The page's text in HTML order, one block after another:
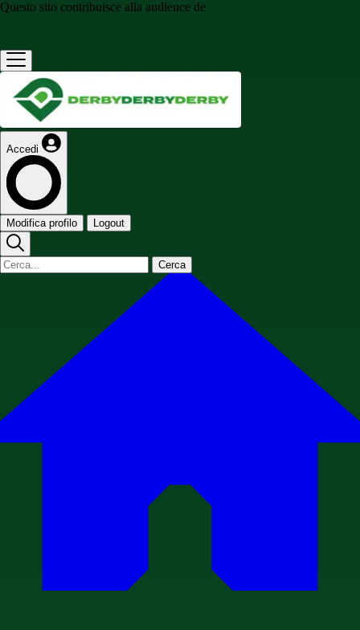
Questo sito contribuisce alla audience de
Accedi
Modifica profilo Logout
Cerca